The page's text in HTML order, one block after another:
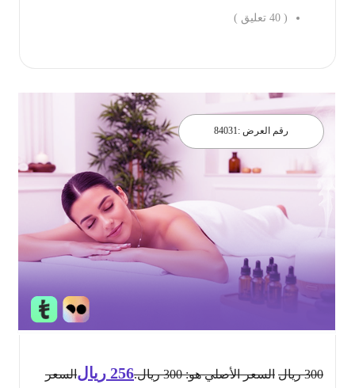
40 تعليق )
رقم العرض : 84031
ريال السعر الأصلي هو: 300 ريال. 256 ريالالسعر